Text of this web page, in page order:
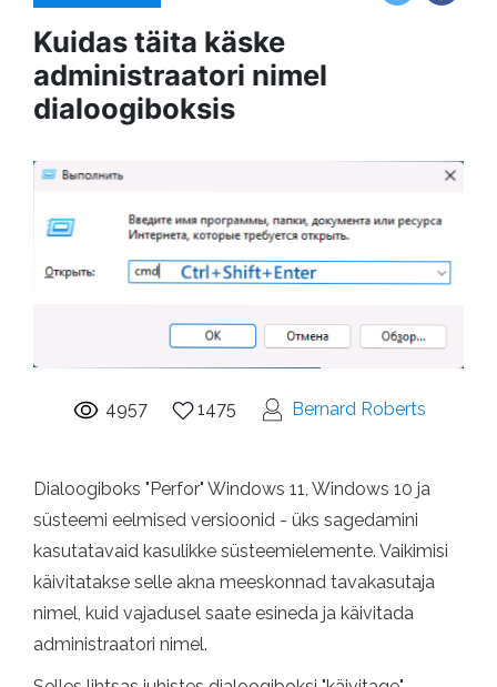
Kuidas täita käske
administraatori nimel
dialoogiboksis
4957 1475 Bernard Roberts
Dialoogiboks "Perfor" Windows 11, Windows 10 ja
süsteemi eelmised versioonid - üks sagedamini
kasutatavaid kasulikke süsteemielemente. Vaikimisi
käivitatakse selle akna meeskonnad tavakasutaja
nimel, kuid vajadusel saate esineda ja käivitada
administraatori nimel.